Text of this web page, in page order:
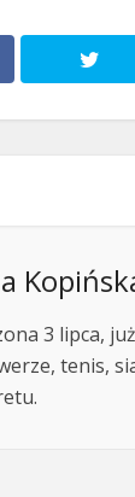
3 lipca,
tenis,